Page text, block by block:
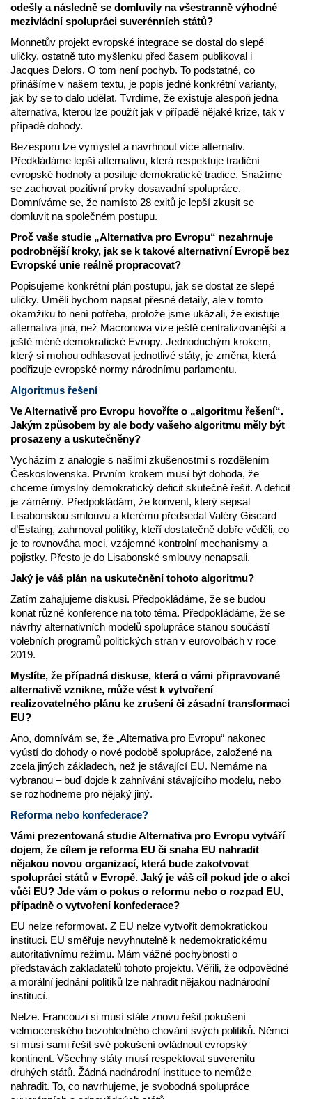
odešly a následně se domluvily na všestranně výhodné
mezivládní spolupráci suverénních států?
Monnetův projekt evropské integrace se dostal do slepé
uličky, ostatně tuto myšlenku před časem publikoval i
Jacques Delors. O tom není pochyb. To podstatné, co
přinášíme v našem textu, je popis jedné konkrétní varianty,
jak by se to dalo udělat. Tvrdíme, že existuje alespoň jedna
alternativa, kterou lze použít jak v případě nějaké krize, tak v
případě dohody.
Bezesporu lze vymyslet a navrhnout více alternativ.
Předkládáme lepší alternativu, která respektuje tradiční
evropské hodnoty a posiluje demokratické tradice. Snažíme
se zachovat pozitivní prvky dosavadní spolupráce.
Domníváme se, že namísto 28 exitů je lepší zkusit se
domluvit na společném postupu.
Proč vaše studie „Alternativa pro Evropu“ nezahrnuje
podrobnější kroky, jak se k takové alternativní Evropě bez
Evropské unie reálně propracovat?
Popisujeme konkrétní plán postupu, jak se dostat ze slepé
uličky. Uměli bychom napsat přesné detaily, ale v tomto
okamžiku to není potřeba, protože jsme ukázali, že existuje
alternativa jiná, než Macronova vize ještě centralizovanější a
ještě méně demokratické Evropy. Jednoduchým krokem,
který si mohou odhlasovat jednotlivé státy, je změna, která
podřizuje evropské normy národnímu parlamentu.
Algoritmus řešení
Ve Alternativě pro Evropu hovoříte o „algoritmu řešení“.
Jakým způsobem by ale body vašeho algoritmu měly být
prosazeny a uskutečněny?
Vycházím z analogie s našimi zkušenostmi s rozdělením
Československa. Prvním krokem musí být dohoda, že
chceme úmyslný demokratický deficit skutečně řešit. A deficit
je záměrný. Předpokládám, že konvent, který sepsal
Lisabonskou smlouvu a kterému předsedal Valéry Giscard
d’Estaing, zahrnoval politiky, kteří dostatečně dobře věděli, co
je to rovnováha moci, vzájemné kontrolní mechanismy a
pojistky. Přesto je do Lisabonské smlouvy nenapsali.
Jaký je váš plán na uskutečnění tohoto algoritmu?
Zatím zahajujeme diskusi. Předpokládáme, že se budou
konat různé konference na toto téma. Předpokládáme, že se
návrhy alternativních modelů spolupráce stanou součástí
volebních programů politických stran v eurovolbách v roce
2019.
Myslíte, že případná diskuse, která o vámi připravované
alternativě vznikne, může vést k vytvoření
realizovatelného plánu ke zrušení či zásadní transformaci
EU?
Ano, domnívám se, že „Alternativa pro Evropu“ nakonec
vyústí do dohody o nové podobě spolupráce, založené na
zcela jiných základech, než je stávající EU. Nemáme na
vybranou – buď dojde k zahnívání stávajícího modelu, nebo
se rozhodneme pro nějaký jiný.
Reforma nebo konfederace?
Vámi prezentovaná studie Alternativa pro Evropu vytváří
dojem, že cílem je reforma EU či snaha EU nahradit
nějakou novou organizací, která bude zakotvovat
spolupráci států v Evropě. Jaký je váš cíl pokud jde o akci
vůči EU? Jde vám o pokus o reformu nebo o rozpad EU,
případně o vytvoření konfederace?
EU nelze reformovat. Z EU nelze vytvořit demokratickou
instituci. EU směřuje nevyhnutelně k nedemokratickému
autoritativnímu režimu. Mám vážné pochybnosti o
představách zakladatelů tohoto projektu. Věřili, že odpovědné
a morální jednání politiků lze nahradit nějakou nadnárodní
institucí.
Nelze. Francouzi si musí stále znovu řešit pokušení
velmocenského bezohledného chování svých politiků. Němci
si musí sami řešit své pokušení ovládnout evropský
kontinent. Všechny státy musí respektovat suverenitu
druhých států. Žádná nadnárodní instituce to nemůže
nahradit. To, co navrhujeme, je svobodná spolupráce